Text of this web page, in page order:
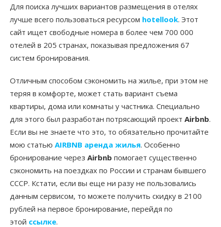
Для поиска лучших вариантов размещения в отелях
лучше всего пользоваться ресурсом hotellook. Этот
сайт ищет свободные номера в более чем 700 000
отелей в 205 странах, показывая предложения 67
систем бронирования.
Отличным способом сэкономить на жилье, при этом не
теряя в комфорте, может стать вариант съема
квартиры, дома или комнаты у частника. Специально
для этого был разработан потрясающий проект Airbnb.
Если вы не знаете что это, то обязательно прочитайте
мою статью AIRBNB аренда жилья. Особенно
бронирование через Airbnb помогает существенно
сэкономить на поездках по России и странам бывшего
СССР. Кстати, если вы еще ни разу не пользовались
данным сервисом, то можете получить скидку в 2100
рублей на первое бронирование, перейдя по
этой ссылке.